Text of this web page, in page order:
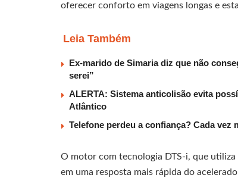
oferecer conforto em viagens longas e
Leia Também
Ex-marido de Simaria diz que não
serei”
ALERTA: Sistema anticolisão evita
Atlântico
Telefone perdeu a confiança? Cada
O motor com tecnologia DTS-i, que
em uma resposta mais rápida do